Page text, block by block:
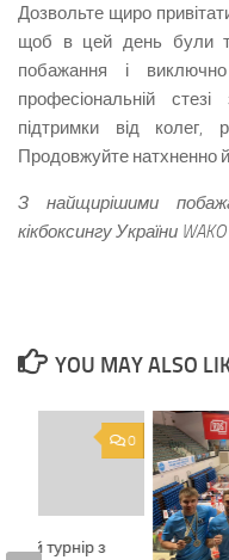
Дозвольте щиро
щоб в цей день були
побажання і
професіональній
підтримки від колег,
Продовжуйте натхненно й
З найщирішими
кікбоксингу України WAKO
YOU MAY ALSO
0
турнір з